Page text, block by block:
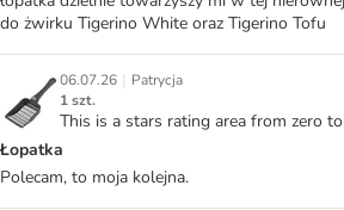
do żwirku Tigerino White oraz Tigerino Tofu
06.07.26 | Patrycja
1 szt.
This is a stars rating area from zero
Łopatka
Polecam, to moja kolejna.